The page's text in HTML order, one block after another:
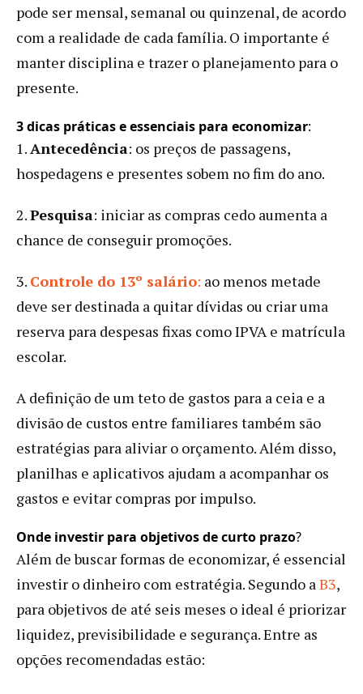
pode ser mensal, semanal ou quinzenal, de acordo
com a realidade de cada família. O importante é
manter disciplina e trazer o planejamento para o
presente.
3 dicas práticas eessenciais para economizar:
1.Antecedência: os preços de passagens,
hospedagens e presentes sobem no fim do ano.
2.Pesquisa: iniciar as compras cedo aumenta a
chance de conseguir promoções.
3. Controle do 13º salário: ao menos metade
deve ser destinada a quitar dívidas ou criar uma
reserva para despesas fixas como IPVA e matrícula
escolar.
A definição de um teto de gastos para a ceia e a
divisão de custos entre familiares também são
estratégias para aliviar o orçamento. Além disso,
planilhas e aplicativos ajudam a acompanhar os
gastos e evitar compras por impulso.
Onde investir para objetivos de curto prazo?
Além de buscar formas de economizar, é essencial
investir o dinheiro com estratégia. Segundo aB3,
para objetivos de até seis meses o ideal é priorizar
liquidez, previsibilidade e segurança. Entre as
opções recomendadas estão: